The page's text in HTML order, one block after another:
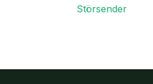
Störsender